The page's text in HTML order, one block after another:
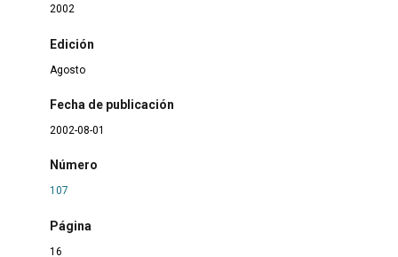
2002
Edición
Agosto
Fecha de publicación
2002-08-01
Número
107
Página
16